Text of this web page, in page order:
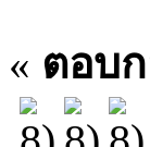
« ตอบ